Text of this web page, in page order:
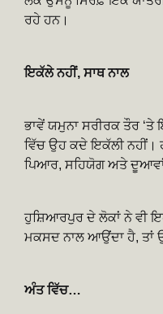
ਰਹੇ ਹਨ।
ਇਕੱਲੇ ਨਹੀਂ, ਸਾਥ ਨਾਲ
ਭਾਵੇਂ ਯਮੁਨਾ ਸਰੀਰਕ ਤੌਰ
ਵਿੱਚ ਉਹ ਕਦੇ ਇਕੱਲੀ ਨਹੀਂ।
ਪਿਆਰ, ਸਹਿਯੋਗ ਅਤੇ
ਹੁਸ਼ਿਆਰਪੁਰ ਦੇ ਲੋਕਾਂ ਨੇ ਵੀ
ਮਕਸਦ ਨਾਲ ਆਉਂਦਾ ਹੈ, ਤਾਂ
ਅੰਤ ਵਿੱਚ…